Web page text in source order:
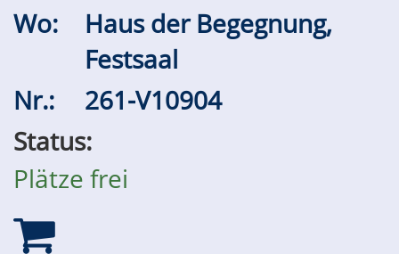
Wo:
Haus der Begegnung,
Festsaal
Nr.:
261-V10904
Status:
Plätze frei